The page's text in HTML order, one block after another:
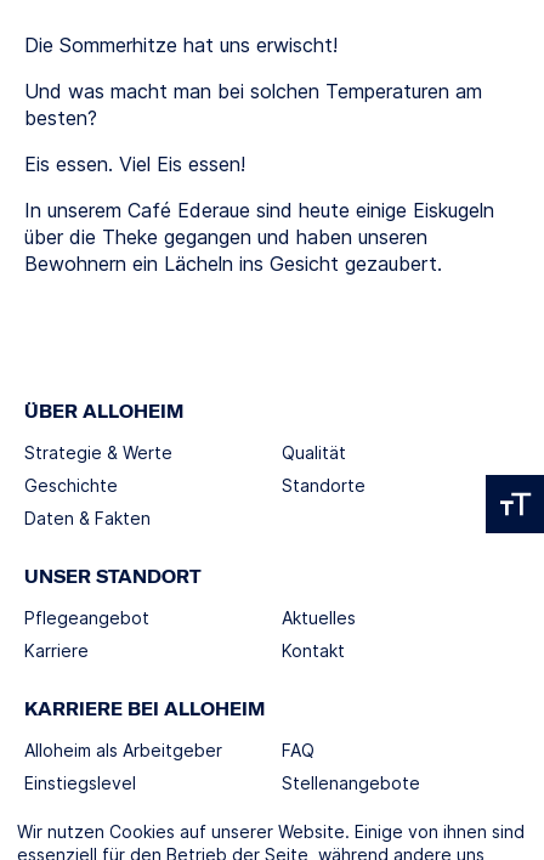
Die Sommerhitze hat uns erwischt!
Und was macht man bei solchen Temperaturen am
besten?
Eis essen. Viel Eis essen!
In unserem Café Ederaue sind heute einige Eiskugeln
über die Theke gegangen und haben unseren
Bewohnern ein Lächeln ins Gesicht gezaubert.
ÜBER ALLOHEIM
Strategie & Werte
Geschichte
Daten & Fakten
Qualität
Standorte
UNSER STANDORT
Pflegeangebot
Karriere
Aktuelles
Kontakt
KARRIERE BEI ALLOHEIM
Alloheim als Arbeitgeber
Einstiegslevel
FAQ
Stellenangebote
Wir nutzen Cookies auf unserer Website. Einige von ihnen sind
essenziell für den Betrieb der Seite, während andere uns